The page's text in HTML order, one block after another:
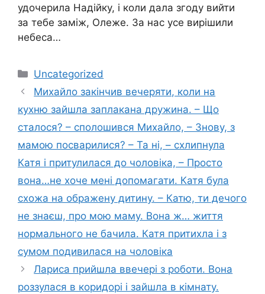
удочерила Надійку, і коли дала згоду вийти
за тебе заміж, Олеже. За нас усе вирішили
небеса…
Категорії
Uncategorized
Михайло закінчив вечеряти, коли на
кухню зайшла заплакана дружина. – Що
сталося? – сполошився Михайло, – Знову, з
мамою посварилися? – Та ні, – схлипнула
Катя і притулилася до чоловіка, – Просто
вона…не хоче мені допомагати. Катя була
схожа на ображену дитину. – Катю, ти дечого
не знаєш, про мою маму. Вона ж… життя
нормального не бачила. Катя притихла і з
сумом подивилася на чоловіка
Лариса прийшла ввечері з роботи. Вона
роззулася в коридорі і зайшла в кімнату.